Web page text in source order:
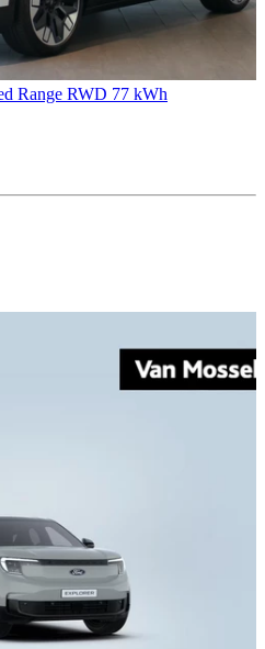
Range RWD 77 kWh